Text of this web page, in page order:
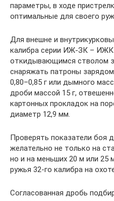
параметры, в ходе
оптимальные для своего
Для внешне и
калибра серии ИЖ-ЗК –
откидывающимся стволом
снаряжать патроны
0,80–0,85 г или дымного
дроби массой 15 г,
картонных прокладок на
диаметр 12,9 мм.
Проверять показатели боя
желательно не только на
но и на меньших 20 м или 25
ружья 32-го калибра на
Согласованная дробь